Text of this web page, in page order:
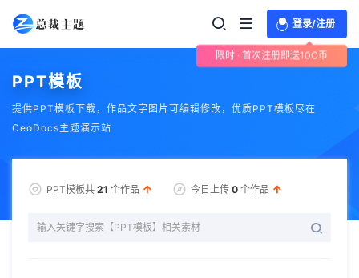
登录/注册
限时 · 首次注册即送10C币
PPT模板
提供PPT模板下载，作品文字图片可编辑修改，优质PPT模板尽在
CeoDocs主题演示站
PPT模板共 21 个作品 今日上传 0 个作品